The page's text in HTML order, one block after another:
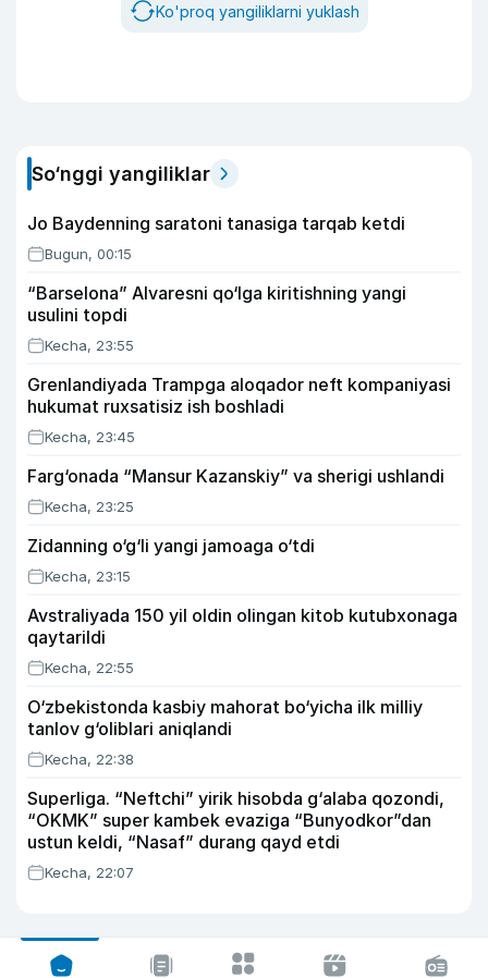
Ko'proq yangiliklarni yuklash
So‘nggi yangiliklar
Jo Baydenning saratoni tanasiga tarqab ketdi
Bugun, 00:15
“Barselona” Alvaresni qo‘lga kiritishning yangi
usulini topdi
Kecha, 23:55
Grenlandiyada Trampga aloqador neft kompaniyasi
hukumat ruxsatisiz ish boshladi
Kecha, 23:45
Farg‘onada “Mansur Kazanskiy” va sherigi ushlandi
Kecha, 23:25
Zidanning o‘g‘li yangi jamoaga o‘tdi
Kecha, 23:15
Avstraliyada 150 yil oldin olingan kitob kutubxonaga
qaytarildi
Kecha, 22:55
O‘zbekistonda kasbiy mahorat bo‘yicha ilk milliy
tanlov g‘oliblari aniqlandi
Kecha, 22:38
Superliga. “Neftchi” yirik hisobda g‘alaba qozondi,
“OKMK” super kambek evaziga “Bunyodkor”dan
ustun keldi, “Nasaf” durang qayd etdi
Kecha, 22:07